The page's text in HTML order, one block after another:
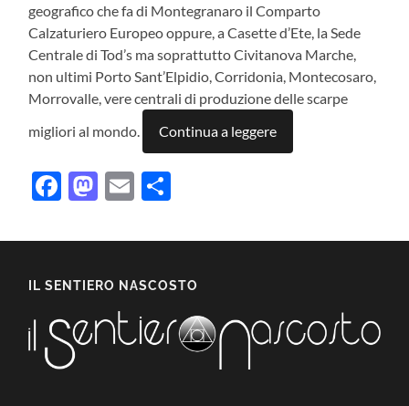
geografico che fa di Montegranaro il Comparto
Calzaturiero Europeo oppure, a Casette d’Ete, la Sede
Centrale di Tod’s ma soprattutto Civitanova Marche,
non ultimi Porto Sant’Elpidio, Corridonia, Montecosaro,
Morrovalle, vere centrali di produzione delle scarpe
migliori al mondo.
Continua a leggere
Facebook
Mastodon
Email
IL SENTIERO NASCOSTO